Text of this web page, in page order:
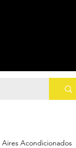
Aires Acondicionados